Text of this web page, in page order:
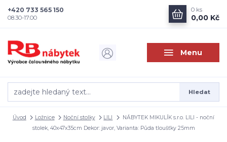
Menu
Hledat
+420 733 565 150
08.30-17.00
0 ks
0,00 Kč
Úvod Ložnice Noční stolky LILI
NÁBYTEK MIKULÍK s.r.o. LILI - noční
stolek, 40x47x35cm Dekor: javor, Varianta: Půda tloušťky 25mm